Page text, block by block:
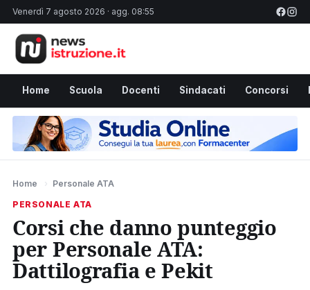
Venerdì 7 agosto 2026 · agg. 08:55
Home Scuola Docenti Sindacati Concorsi
Home › Personale ATA
PERSONALE ATA
Corsi che danno punteggio
per Personale ATA:
Dattilografia e Pekit